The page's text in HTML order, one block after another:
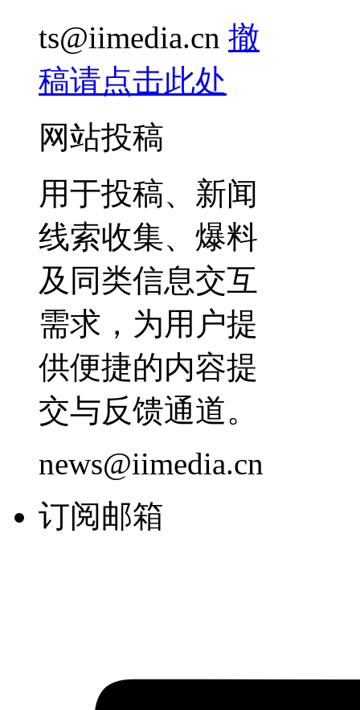
ts@iimedia.cn 撤
稿请点击此处
网站投稿
用于投稿、新闻
线索收集、爆料
及同类信息交互
需求，为用户提
供便捷的内容提
交与反馈通道。
news@iimedia.cn
订阅邮箱